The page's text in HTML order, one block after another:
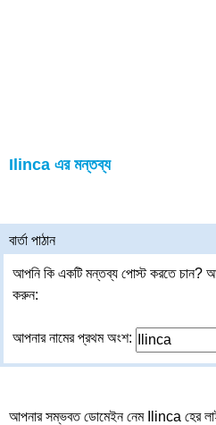
Ilinca এর মন্তব্য
বার্তা পাঠান
আপনি কি একটি মন্তব্য পোস্ট করতে চান?
করুন:
আপনার নামের প্রথম অংশ:
আপনার সম্ভবত ডোমেইন নেম Ilinca হের